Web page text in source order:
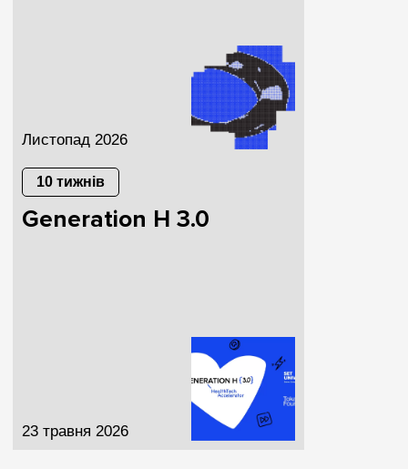
Листопад 2026
10 тижнів
Generation H 3.0
23 травня 2026